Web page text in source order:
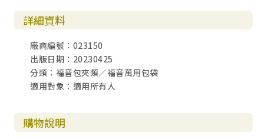
詳細資料
廠商編號：023150
出版日期：20230425
分類：福音包夾類／福音萬用包袋
適用對象：適用所有人
購物說明